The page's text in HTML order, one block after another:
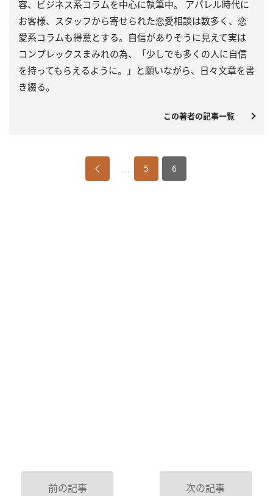
容、ビジネス系コラムを中心に執筆中。 アパレル時代に
お客様、スタッフから寄せられた恋愛相談は数多く、恋
愛系コラムも得意とする。自信がありそうに見えて実は
コンプレックスまみれの為、「少しでも多くの人に自信
を持ってもらえるように。」と願いながら、日々文章を書
き綴る。
この著者の記事一覧
… 5 6
前の記事 次の記事